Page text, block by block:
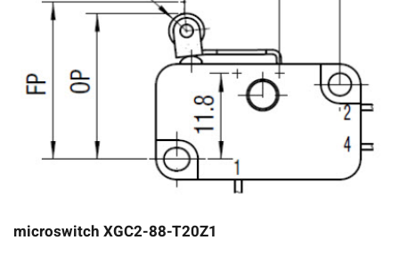
microswitch XGC2-88-T20Z1